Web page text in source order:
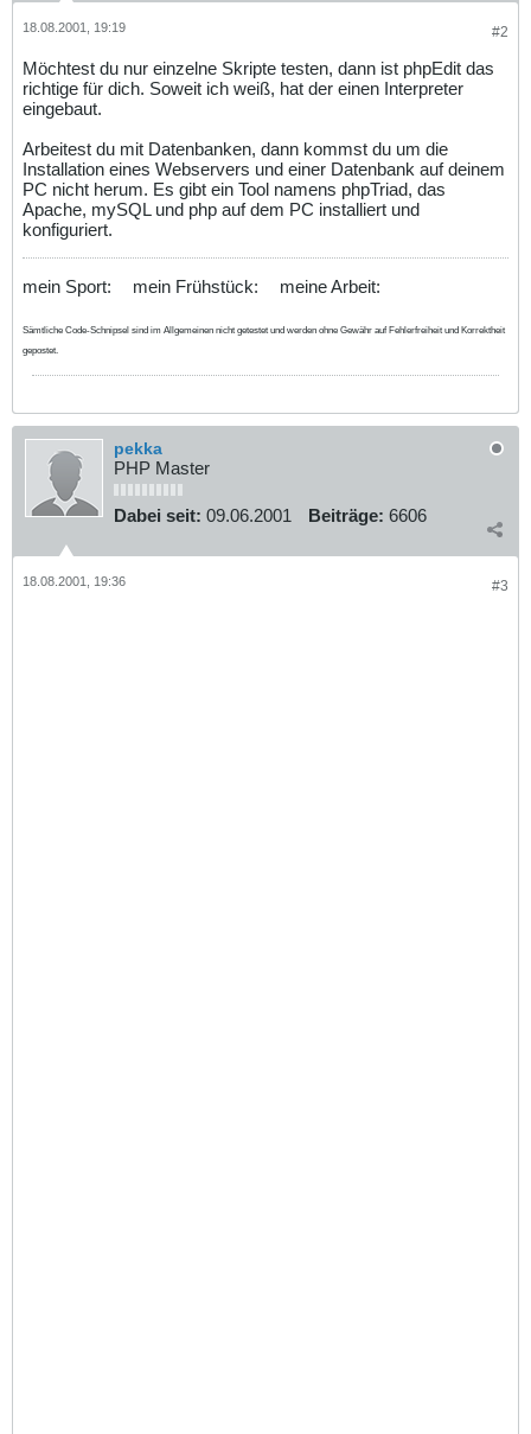
#2
18.08.2001, 19:19
Möchtest du nur einzelne Skripte testen, dann ist phpEdit das
richtige für dich. Soweit ich weiß, hat der einen Interpreter
eingebaut.
Arbeitest du mit Datenbanken, dann kommst du um die
Installation eines Webservers und einer Datenbank auf deinem
PC nicht herum. Es gibt ein Tool namens phpTriad, das
Apache, mySQL und php auf dem PC installiert und
konfiguriert.
mein Sport: mein Frühstück: meine Arbeit:
Sämtliche Code-Schnipsel sind im Allgemeinen nicht getestet und werden ohne Gewähr auf Fehlerfreiheit und Korrektheit
gepostet.
pekka
PHP Master
Dabei seit: 09.06.2001 Beiträge: 6606
#3
18.08.2001, 19:36